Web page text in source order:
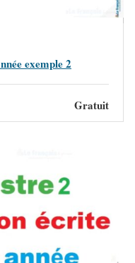
exemple 2
Gratuit